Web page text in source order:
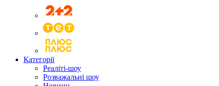
Категорії
Реаліті-шоу
Розважальні шоу